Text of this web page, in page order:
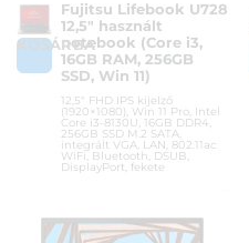
KOSÁRBA
Fujitsu Lifebook U728
12,5″ használt
notebook (Core i3,
16GB RAM, 256GB
SSD, Win 11)
12,5″ FHD IPS kijelző
(1920×1080), Win 11 Pro, Intel
Core i3-8130U, 16GB DDR4,
256GB SSD M.2 SATA,
integrált VGA, LAN, 802.11ac
WiFi, Bluetooth, DSUB,
DisplayPort, fekete
Kategória:Használt laptopok